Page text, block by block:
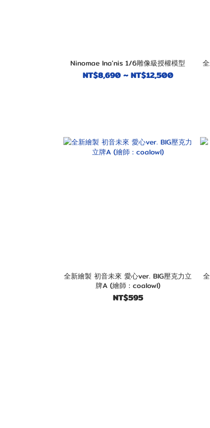
Ninomae Ina'nis 1/6雕像級授權模型
NT$8,690 ~ NT$12,500
全新繪製 初音未來 愛心ver. BIG壓克力立
牌A (繪師 : coalowl)
NT$595